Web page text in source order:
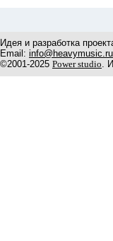
Идея и разработка
Email: info@heavymusic.ru
©2001-2025 Power studio.